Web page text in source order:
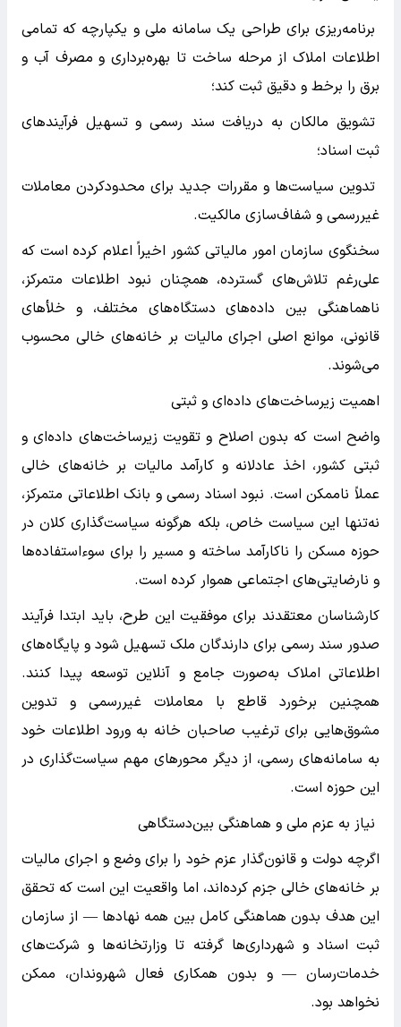
برنامه‌ریزی برای طراحی یک سامانه ملی و یکپارچه که تمامی
اطلاعات املاک از مرحله ساخت تا بهره‌برداری و مصرف آب و
برق را برخط و دقیق ثبت کند؛
تشویق مالکان به دریافت سند رسمی و تسهیل فرآیندهای
ثبت اسناد؛
تدوین سیاست‌ها و مقررات جدید برای محدودکردن معاملات
غیررسمی و شفاف‌سازی مالکیت.
سخنگوی سازمان امور مالیاتی کشور اخیراً اعلام کرده است که
علی‌رغم تلاش‌های گسترده، همچنان نبود اطلاعات متمرکز،
ناهماهنگی بین داده‌های دستگاه‌های مختلف، و خلأهای
قانونی، موانع اصلی اجرای مالیات بر خانه‌های خالی محسوب
می‌شوند.
اهمیت زیرساخت‌های داده‌ای و ثبتی
واضح است که بدون اصلاح و تقویت زیرساخت‌های داده‌ای و
ثبتی کشور، اخذ عادلانه و کارآمد مالیات بر خانه‌های خالی
عملاً ناممکن است. نبود اسناد رسمی و بانک اطلاعاتی متمرکز،
نه‌تنها این سیاست خاص، بلکه هرگونه سیاست‌گذاری کلان در
حوزه مسکن را ناکارآمد ساخته و مسیر را برای سوءاستفاده‌ها
و نارضایتی‌های اجتماعی هموار کرده است.
کارشناسان معتقدند برای موفقیت این طرح، باید ابتدا فرآیند
صدور سند رسمی برای دارندگان ملک تسهیل شود و پایگاه‌های
اطلاعاتی املاک به‌صورت جامع و آنلاین توسعه پیدا کنند.
همچنین برخورد قاطع با معاملات غیررسمی و تدوین
مشوق‌هایی برای ترغیب صاحبان خانه به ورود اطلاعات خود
به سامانه‌های رسمی، از دیگر محورهای مهم سیاست‌گذاری در
این حوزه است.
نیاز به عزم ملی و هماهنگی بین‌دستگاهی
اگرچه دولت و قانون‌گذار عزم خود را برای وضع و اجرای مالیات
بر خانه‌های خالی جزم کرده‌اند، اما واقعیت این است که تحقق
این هدف بدون هماهنگی کامل بین همه نهادها — از سازمان
ثبت اسناد و شهرداری‌ها گرفته تا وزارتخانه‌ها و شرکت‌های
خدمات‌رسان — و بدون همکاری فعال شهروندان، ممکن
نخواهد بود.